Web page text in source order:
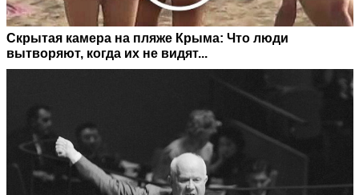
Скрытая камера на пляже Крыма: Что люди
вытворяют, когда их не видят...